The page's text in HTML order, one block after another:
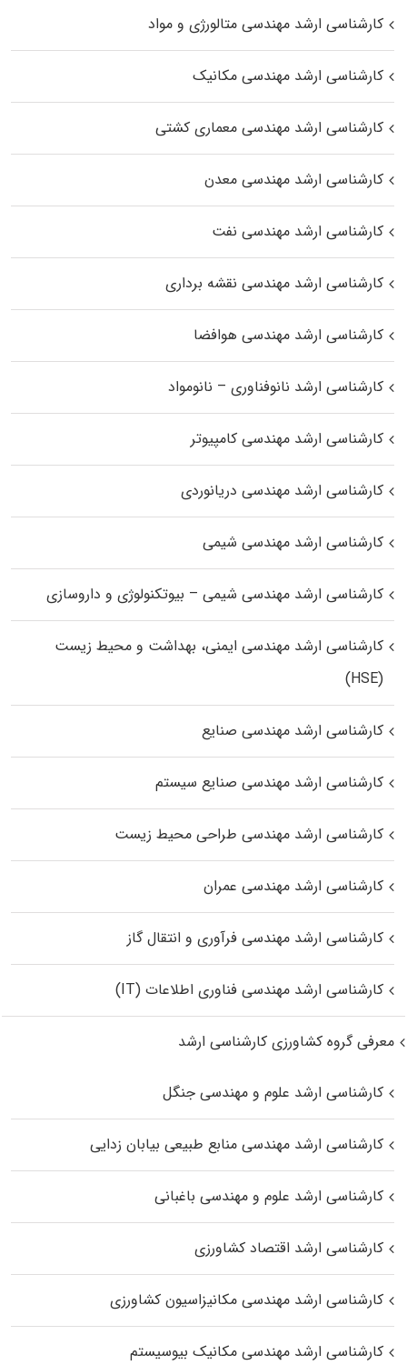
کارشناسی ارشد مهندسی متالورژی و مواد
کارشناسی ارشد مهندسی مکانیک
کارشناسی ارشد مهندسی معماری کشتی
کارشناسی ارشد مهندسی معدن
کارشناسی ارشد مهندسی نفت
کارشناسی ارشد مهندسی نقشه برداری
کارشناسی ارشد مهندسی هوافضا
کارشناسی ارشد نانوفناوری – نانومواد
کارشناسی ارشد مهندسی کامپیوتر
کارشناسی ارشد مهندسی دریانوردی
کارشناسی ارشد مهندسی شیمی
کارشناسی ارشد مهندسی شیمی – بیوتکنولوژی و داروسازی
کارشناسی ارشد مهندسی ایمنی، بهداشت و محیط زیست
(HSE)
کارشناسی ارشد مهندسی صنایع
کارشناسی ارشد مهندسی صنایع سیستم
کارشناسی ارشد مهندسی طراحی محیط زیست
کارشناسی ارشد مهندسی عمران
کارشناسی ارشد مهندسی فرآوری و انتقال گاز
کارشناسی ارشد مهندسی فناوری اطلاعات (IT)
معرفی گروه کشاورزی کارشناسی ارشد
کارشناسی ارشد علوم و مهندسی جنگل
کارشناسی ارشد مهندسی منابع طبیعی بیابان زدایی
کارشناسی ارشد علوم و مهندسی باغبانی
کارشناسی ارشد اقتصاد کشاورزی
کارشناسی ارشد مهندسی مکانیزاسیون کشاورزی
کارشناسی ارشد مهندسی مکانیک بیوسیستم